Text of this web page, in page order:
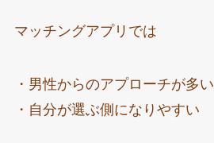
マッチングアプリでは
・男性からのアプローチが多い
・自分が選ぶ側になりやすい